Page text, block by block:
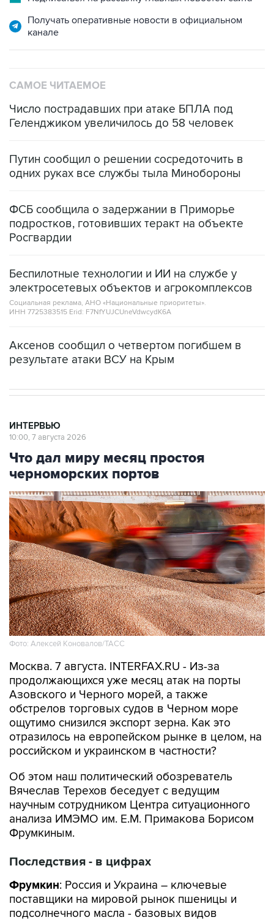
Получать оперативные новости в официальном
канале
САМОЕ ЧИТАЕМОЕ
Число пострадавших при атаке БПЛА под
Геленджиком увеличилось до 58 человек
Путин сообщил о решении сосредоточить в
одних руках все службы тыла Минобороны
ФСБ сообщила о задержании в Приморье
подростков, готовивших теракт на объекте
Росгвардии
Беспилотные технологии и ИИ на службе у
электросетевых объектов и агрокомплексов
Социальная реклама, АНО «Национальные приоритеты».
ИНН 7725383515 Erid: F7NfYUJCUneVdwcydK6A
Аксенов сообщил о четвертом погибшем в
результате атаки ВСУ на Крым
ИНТЕРВЬЮ
10:00, 7 августа 2026
Что дал миру месяц простоя
черноморских портов
Фото: Алексей Коновалов/ТАСС
Москва. 7 августа. INTERFAX.RU - Из-за
продолжающихся уже месяц атак на порты
Азовского и Черного морей, а также
обстрелов торговых судов в Черном море
ощутимо снизился экспорт зерна. Как это
отразилось на европейском рынке в целом, на
российском и украинском в частности?
Об этом наш политический обозреватель
Вячеслав Терехов беседует с ведущим
научным сотрудником Центра ситуационного
анализа ИМЭМО им. Е.М. Примакова Борисом
Фрумкиным.
Последствия - в цифрах
Фрумкин: Россия и Украина – ключевые
поставщики на мировой рынок пшеницы и
подсолнечного масла - базовых видов